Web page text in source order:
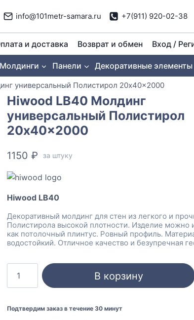
info@101metr-samara.ru +7(911) 920-02-38
и доставка Возврат и обмен Вход /
Молдинги Панели Декоративные элементы
универсальный Полистирол 20x40x2000
Hiwood LB40 Молдинг
универсальный Полистирол
20x40x2000
1150 ₽ за штуку
Hiwood LB40
Декоративный молдинг для стен из легкого и
Полистирола высокой плотности. Изделие можно
как потолочный плинтус. Ровный профиль.
водостойкий. Отличное качество и безупречная
Количество
товара
LB40
В корзину
Подтвердим заказ в течение 30 минут